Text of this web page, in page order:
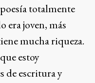
totalmente
era joven, más
mucha riqueza.
estoy
de escritura y